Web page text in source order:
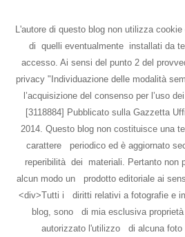
L'autore di questo blog non utilizza
di quelli eventualmente installati da
accesso. Ai sensi del punto 2 del
privacy "Individuazione delle modalità
l’acquisizione del consenso per l’uso
[3118884] Pubblicato sulla Gazzetta
2014. Questo blog non costituisce una
carattere periodico ed è aggiornato
reperibilità dei materiali. Pertanto non
alcun modo un prodotto editoriale ai
<div>Tutti i diritti relativi a fotografie e
blog, sono di mia esclusiva proprietà
autorizzato l'utilizzo di alcuna